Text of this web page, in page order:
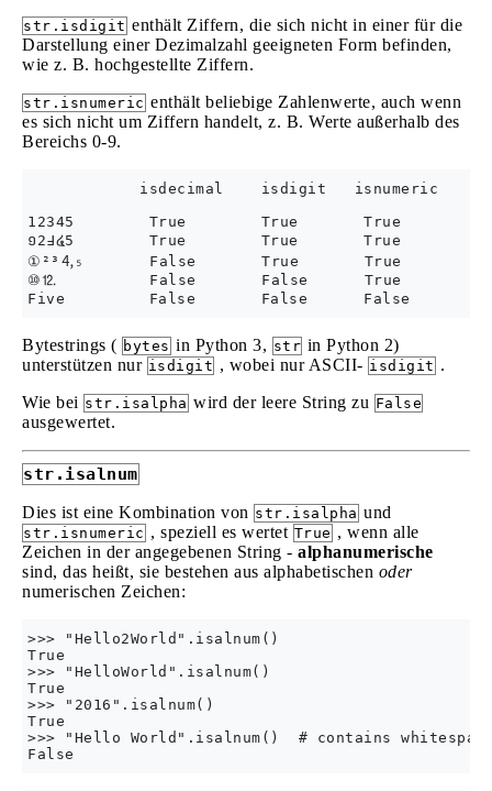
str.isdigit enthält Ziffern, die sich nicht in einer für die
Darstellung einer Dezimalzahl geeigneten Form befinden,
wie z. B. hochgestellte Ziffern.
str.isnumeric enthält beliebige Zahlenwerte, auch wenn
es sich nicht um Ziffern handelt, z. B. Werte außerhalb des
Bereichs 0-9.
            isdecimal    isdigit   isnumeric
12345        True        True       True
១2߃໔5        True        True       True
①²³🄅₅       False       True       True
⑩⒓          False       False      True
Bytestrings ( bytes in Python 3, str in Python 2)
unterstützen nur isdigit , wobei nur ASCII- isdigit .
Wie bei str.isalpha wird der leere String zu False
ausgewertet.
str.isalnum
Dies ist eine Kombination von str.isalpha und
str.isnumeric , speziell es wertet True , wenn alle
Zeichen in der angegebenen String - alphanumerische
sind, das heißt, sie bestehen aus alphabetischen oder
numerischen Zeichen:
>>> "Hello2World".isalnum()
True
>>> "HelloWorld".isalnum()
True
>>> "2016".isalnum()
True
>>> "Hello World".isalnum()  # contains